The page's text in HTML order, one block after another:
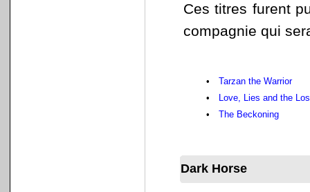
Ces titres furent
compagnie qui
•
Tarzan the Warrior
•
Love, Lies and the
•
The Beckoning
Dark Horse